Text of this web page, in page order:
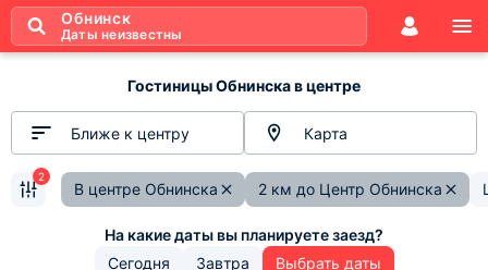
Обнинск
Даты неизвестны
Гостиницы Обнинска в центре
Ближе к центру Карта
В центре Обнинска 2 км до Центр Обнинска
2
Сегодня Завтра Выбрать даты